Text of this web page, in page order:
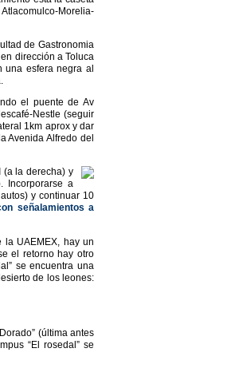
Morelia-
de Gastronomia
dirección a Toluca
una esfera negra al
el puente de Av
Nestle (seguir
1km aprox y dar
Avenida Alfredo del
(a la derecha) y
Incorporarse a
y continuar 10
señalamientos a
la UAEMEX, hay un
el retorno hay otro
se encuentra una
de los leones:
(última antes
“El rosedal” se